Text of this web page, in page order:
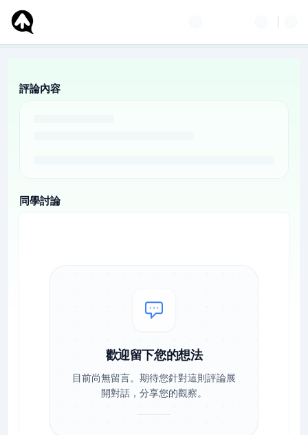
評論內容
同學討論
歡迎留下您的想法
目前尚無留言。期待您針對這則評論展
開對話，分享您的觀察。